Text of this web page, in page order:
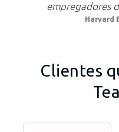
empregadores
Harvard
Clientes